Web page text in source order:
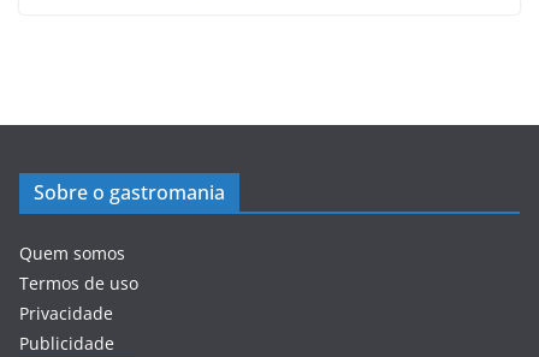
Sobre o gastromania
Quem somos
Termos de uso
Privacidade
Publicidade